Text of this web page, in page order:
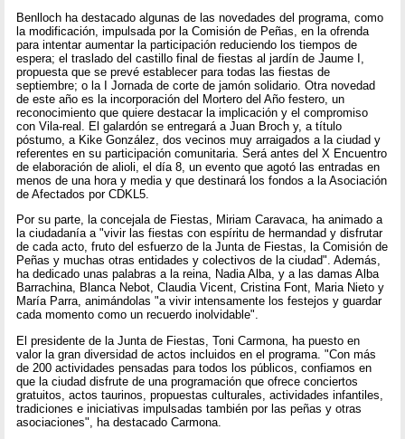
Benlloch ha destacado algunas de las novedades del programa, como
la modificación, impulsada por la Comisión de Peñas, en la ofrenda
para intentar aumentar la participación reduciendo los tiempos de
espera; el traslado del castillo final de fiestas al jardín de Jaume I,
propuesta que se prevé establecer para todas las fiestas de
septiembre; o la I Jornada de corte de jamón solidario. Otra novedad
de este año es la incorporación del Mortero del Año festero, un
reconocimiento que quiere destacar la implicación y el compromiso
con Vila-real. El galardón se entregará a Juan Broch y, a título
póstumo, a Kike González, dos vecinos muy arraigados a la ciudad y
referentes en su participación comunitaria. Será antes del X Encuentro
de elaboración de alioli, el día 8, un evento que agotó las entradas en
menos de una hora y media y que destinará los fondos a la Asociación
de Afectados por CDKL5.
Por su parte, la concejala de Fiestas, Miriam Caravaca, ha animado a
la ciudadanía a "vivir las fiestas con espíritu de hermandad y disfrutar
de cada acto, fruto del esfuerzo de la Junta de Fiestas, la Comisión de
Peñas y muchas otras entidades y colectivos de la ciudad". Además,
ha dedicado unas palabras a la reina, Nadia Alba, y a las damas Alba
Barrachina, Blanca Nebot, Claudia Vicent, Cristina Font, Maria Nieto y
María Parra, animándolas "a vivir intensamente los festejos y guardar
cada momento como un recuerdo inolvidable".
El presidente de la Junta de Fiestas, Toni Carmona, ha puesto en
valor la gran diversidad de actos incluidos en el programa. "Con más
de 200 actividades pensadas para todos los públicos, confiamos en
que la ciudad disfrute de una programación que ofrece conciertos
gratuitos, actos taurinos, propuestas culturales, actividades infantiles,
tradiciones e iniciativas impulsadas también por las peñas y otras
asociaciones", ha destacado Carmona.